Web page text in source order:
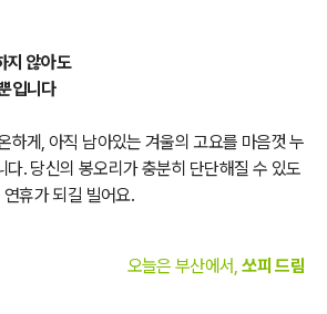
지 않아도
입니다
하게, 아직 남아있는 겨울의 고요를 마음껏 누
다. 당신의 봉오리가 충분히 단단해질 수 있도
휴가 되길 빌어요.
오늘은 부산에서, 쏘피 드림